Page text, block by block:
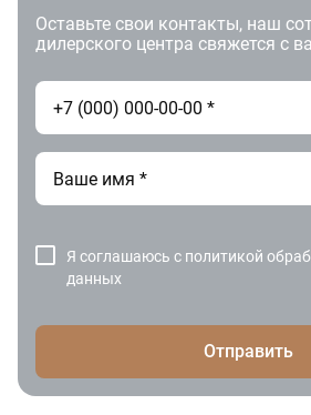
Оставьте свои контакты, наш
дилерского центра свяжется с
Я соглашаюсь с политикой
данных
Отправить